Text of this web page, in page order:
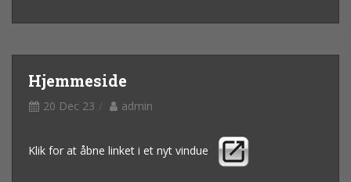
Hjemmeside
20 Dec 23 admin
Klik for at åbne linket i et nyt vindue